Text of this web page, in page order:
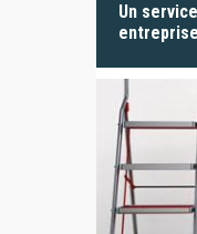
Un